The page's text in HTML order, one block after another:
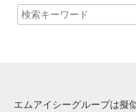
エムアイシーグループは擬